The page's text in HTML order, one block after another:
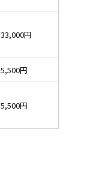
33,000円
5,500円
5,500円